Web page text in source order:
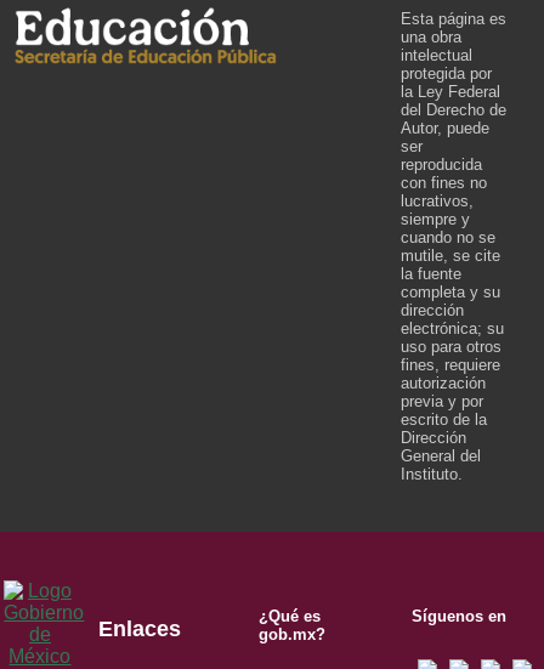
Esta página es
una obra
intelectual
protegida por
la Ley Federal
del Derecho de
Autor, puede
ser
reproducida
con fines no
lucrativos,
siempre y
cuando no se
mutile, se cite
la fuente
completa y su
dirección
electrónica; su
uso para otros
fines, requiere
autorización
previa y por
escrito de la
Dirección
General del
Instituto.
Enlaces
¿Qué es
gob.mx?
Síguenos en